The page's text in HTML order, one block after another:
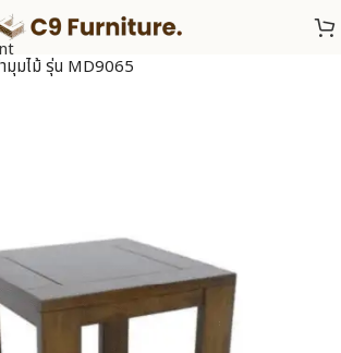
มุมไม้ รุ่น MD9065